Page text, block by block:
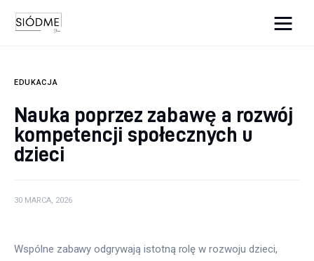
Uroda
Edukacja
Dom i ogród
EDUKACJA
Nauka poprzez zabawę a rozwój
kompetencji społecznych u
dzieci
30 MARCA, 2026
Wspólne zabawy odgrywają istotną rolę w rozwoju dzieci,